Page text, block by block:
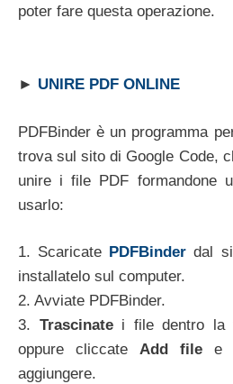
poter fare questa operazione.
► UNIRE PDF ONLINE
PDFBinder è un programma
trova sul sito di Google Code,
unire i file PDF formandone
usarlo:
1. Scaricate PDFBinder dal
installatelo sul computer.
2. Avviate PDFBinder.
3. Trascinatei file dentro la
oppure cliccate Add file e
aggiungere.